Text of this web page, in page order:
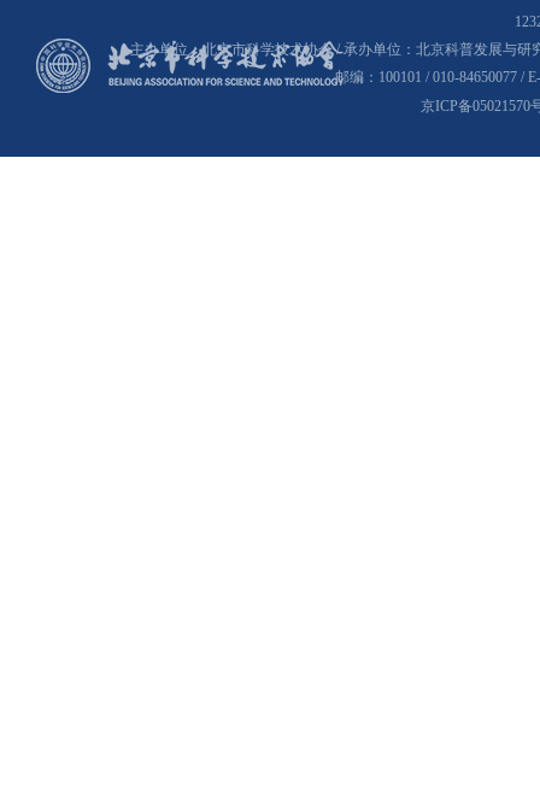
主办单位：北京市科学技术协会 / 承办单位：北京科普发展与
邮编：100101 / 010-84650077 /
京ICP备05021570